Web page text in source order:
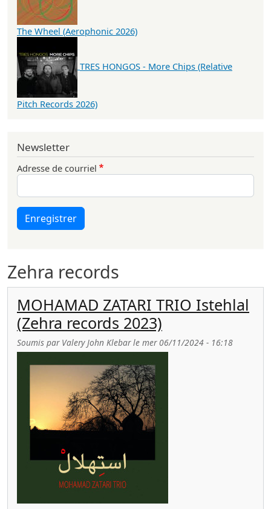
Zehra records
MOHAMAD ZATARI TRIO Istehlal
(Zehra records 2023)
Soumis par Valery John Klebarle mer 06/11/2024 - 16:18
The Wheel (Aerophonic 2026)
TRES HONGOS - More Chips (Relative
Pitch Records 2026)
Newsletter
Adresse de courriel
Enregistrer